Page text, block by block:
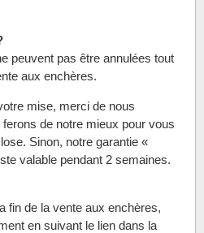
peuvent pas être annulées tout
aux enchères.
mise, merci de nous
de notre mieux pour vous
Sinon, notre garantie «
valable pendant 2 semaines.
fin de la vente aux enchères,
en suivant le lien dans laItalie